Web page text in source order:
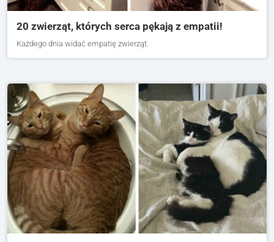
20 zwierząt, których serca pękają z empatii!
Każdego dnia widać empatię zwierząt.